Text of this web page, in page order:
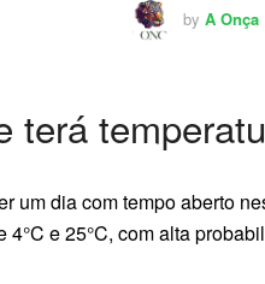
by A Onça
terá
um dia com tempo aberto
4°C e 25°C, com alta